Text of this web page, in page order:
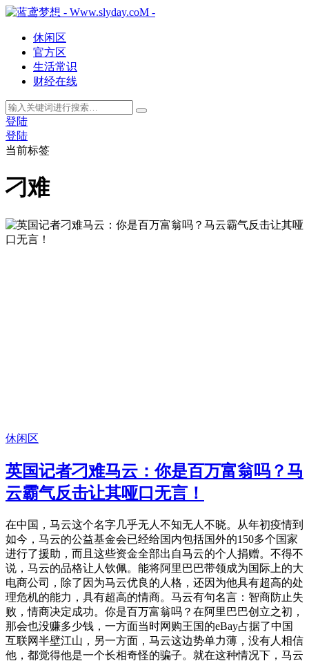
休闲区
官方区
生活常识
财经在线
登陆
登陆
当前标签
刁难
休闲区
英国记者刁难马云：你是百万富翁吗？马
云霸气反击让其哑口无言！
在中国，马云这个名字几乎无人不知无人不晓。从年初疫情到
如今，马云的公益基金会已经给国内包括国外的150多个国家
进行了援助，而且这些资金全部出自马云的个人捐赠。不得不
说，马云的品格让人钦佩。能将阿里巴巴带领成为国际上的大
电商公司，除了因为马云优良的人格，还因为他具有超高的处
理危机的能力，具有超高的情商。马云有句名言：智商防止失
败，情商决定成功。你是百万富翁吗？在阿里巴巴创立之初，
那会也没赚多少钱，一方面当时网购王国的eBay占据了中国
互联网半壁江山，另一方面，马云这边势单力薄，没有人相信
他，都觉得他是一个长相奇怪的骗子。就在这种情况下，马云